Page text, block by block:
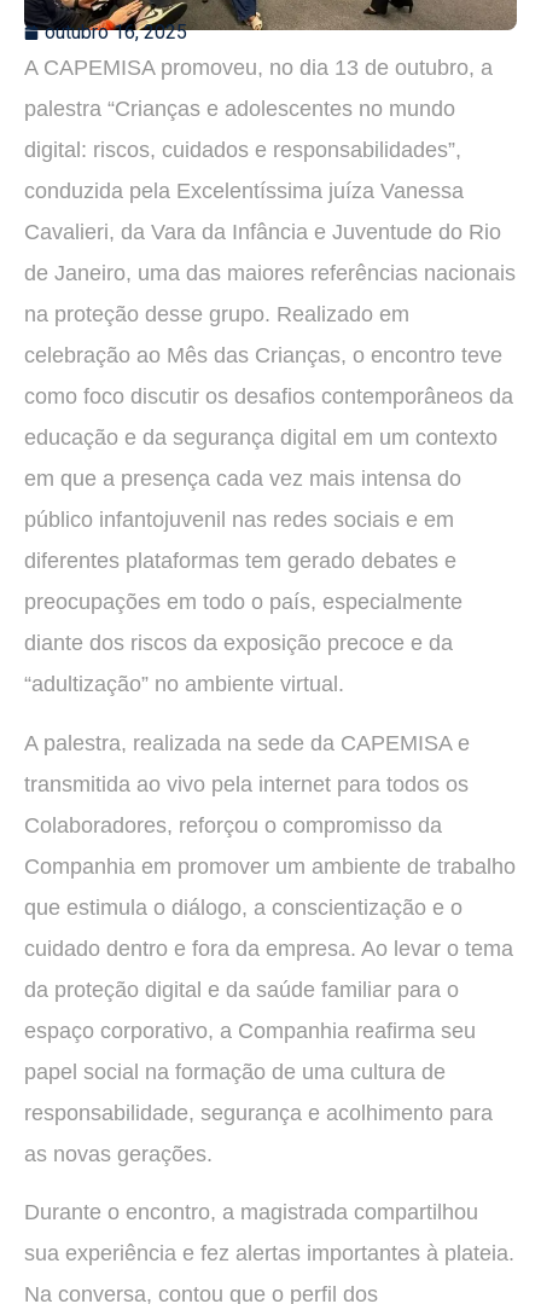
outubro 16, 2025
A CAPEMISA promoveu, no dia 13 de outubro, a
palestra “Crianças e adolescentes no mundo
digital: riscos, cuidados e responsabilidades”,
conduzida pela Excelentíssima juíza Vanessa
Cavalieri, da Vara da Infância e Juventude do Rio
de Janeiro, uma das maiores referências nacionais
na proteção desse grupo. Realizado em
celebração ao Mês das Crianças, o encontro teve
como foco discutir os desafios contemporâneos da
educação e da segurança digital em um contexto
em que a presença cada vez mais intensa do
público infantojuvenil nas redes sociais e em
diferentes plataformas tem gerado debates e
preocupações em todo o país, especialmente
diante dos riscos da exposição precoce e da
“adultização” no ambiente virtual.
A palestra, realizada na sede da CAPEMISA e
transmitida ao vivo pela internet para todos os
Colaboradores, reforçou o compromisso da
Companhia em promover um ambiente de trabalho
que estimula o diálogo, a conscientização e o
cuidado dentro e fora da empresa. Ao levar o tema
da proteção digital e da saúde familiar para o
espaço corporativo, a Companhia reafirma seu
papel social na formação de uma cultura de
responsabilidade, segurança e acolhimento para
as novas gerações.
Durante o encontro, a magistrada compartilhou
sua experiência e fez alertas importantes à plateia.
Na conversa, contou que o perfil dos